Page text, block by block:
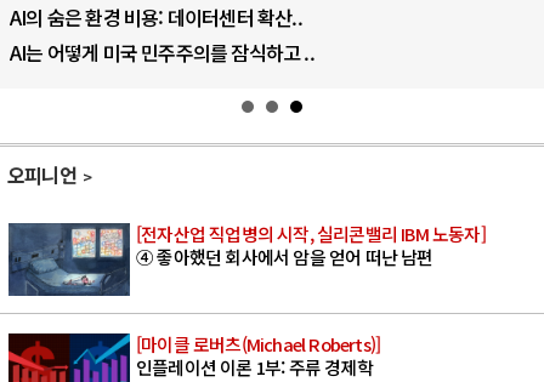
우크라이나, 덴마크, 에스토니아, 네덜란..
러·우크라, 대규모 공습 주고받아…민간 ..
오피니언
[전자산업 직업병의 시작, 실리콘밸리 IBM 노동자]
④ 좋아했던 회사에서 암을 얻어 떠난 남편
[마이클 로버츠(Michael Roberts)]
인플레이션 이론 1부: 주류 경제학